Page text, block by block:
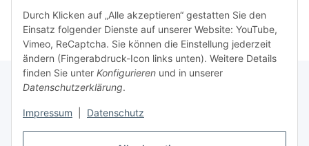
Durch Klicken auf „Alle akzeptieren“ gestatten Sie den
Einsatz folgender Dienste auf unserer Website: YouTube,
Vimeo, ReCaptcha. Sie können die Einstellung jederzeit
ändern (Fingerabdruck-Icon links unten). Weitere Details
finden Sie unter Konfigurieren und in unserer
Datenschutzerklärung.
Impressum Datenschutz
Informationen